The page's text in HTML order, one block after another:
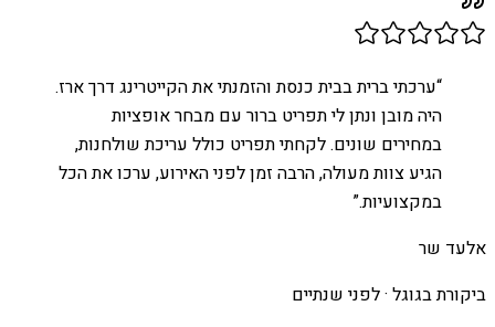
“ערכתי ברית בבית כנסת והזמנתי את הקייטרינג דרך ארז.
היה מובן ונתן לי תפריט ברור עם מבחר אופציות
במחירים שונים. לקחתי תפריט כולל עריכת שולחנות,
הגיע צוות מעולה, הרבה זמן לפני האירוע, ערכו את הכל
במקצועיות.”
אלעד שר
ביקורת בגוגל ·לפני שנתיים